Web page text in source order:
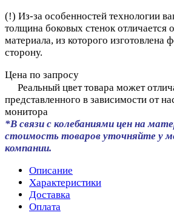
(!) Из-за особенностей технологии
толщина боковых стенок отличается
материала, из которого
сторону.
Цена по запросу
Реальный цвет товара может
представленного в зависимости от
монитора
*В связи с колебаниями цен на
стоимость товаров уточняйте у
компании.
Описание
Характеристики
Доставка
Оплата